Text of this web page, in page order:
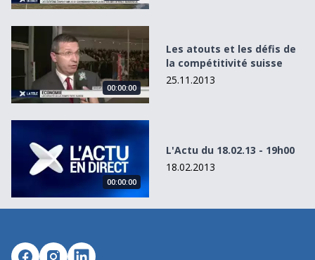
Les atouts et les défis de la compétitivité suisse
00:00:00
Les atouts et les défis de
la compétitivité suisse
25.11.2013
L&#039;Actu du 18.02.13 - 19h00
00:00:00
L'Actu du 18.02.13 - 19h00
18.02.2013